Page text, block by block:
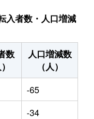
入者数・人口増減
数
人口増減数
（人）
-65
-34